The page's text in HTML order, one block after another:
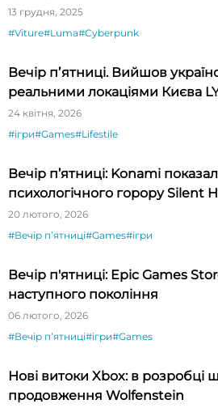
13 грудня, 2025
#Viture#Luma#Cyberpunk
Вечір пʼятниці. Вийшов
реальними локаціями Києва
Haunted Hill
24 квітня, 2026
#ігри#Games#Lifestile
Вечір п’ятниці: Konami
психологічного горору Silent
20 лютого, 2026
#Вечір пʼятниці#Games#ігри
Вечір п'ятниці: Epic Games
наступного покоління
06 лютого, 2026
#Вечір пʼятниці#ігри#Games
Нові витоки Xbox: в розробці
продовження Wolfenstein